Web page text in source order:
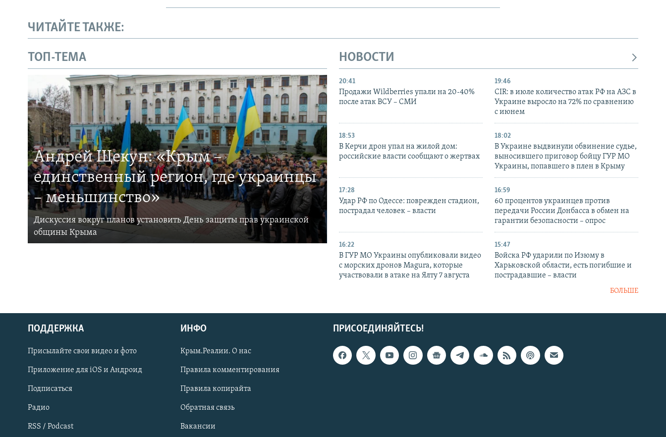
Українською
Qırımtatar
ПРИСОЕДИНЯЙТЕСЬ!
ЧИТАЙТЕ ТАКЖЕ:
ТОП-ТЕМА
Андрей Щекун: «Крым –
единственный регион, где украинцы
– меньшинство»
Дискуссия вокруг планов установить День защиты прав украинской
общины Крыма
НОВОСТИ
20:41
Продажи Wildberries упали на 20-40%
после атак ВСУ – СМИ
19:46
CIR: в июле количество атак РФ на АЗС в
Украине выросло на 72% по сравнению
с июнем
18:53
В Керчи дрон упал на жилой дом:
российские власти сообщают о жертвах
18:02
В Украине выдвинули обвинение судье,
выносившего приговор бойцу ГУР МО
Украины, попавшего в плен в Крыму
17:28
Удар РФ по Одессе: поврежден стадион,
пострадал человек – власти
16:59
60 процентов украинцев против
передачи России Донбасса в обмен на
гарантии безопасности – опрос
16:22
В ГУР МО Украины опубликовали видео
с морских дронов Magura, которые
участвовали в атаке на Ялту 7 августа
15:47
Войска РФ ударили по Изюму в
Харьковской области, есть погибшие и
пострадавшие – власти
БОЛЬШЕ
ПРИСОЕДИНЯЙТЕСЬ!
ПОДДЕРЖКА
Присылайте свои видео и фото
Приложение для iOS и Андроид
Подписаться
Радио
RSS / Podcast
ИНФО
Крым.Реалии. О нас
Правила комментирования
Правила копирайта
Обратная связь
Вакансии